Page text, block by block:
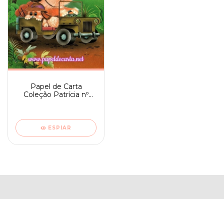
Papel de Carta
Coleção Patrícia nº
ESPIAR